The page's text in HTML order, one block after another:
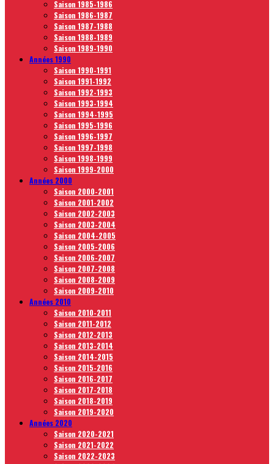
Saison 1985-1986
Saison 1986-1987
Saison 1987-1988
Saison 1988-1989
Saison 1989-1990
Années 1990
Saison 1990-1991
Saison 1991-1992
Saison 1992-1993
Saison 1993-1994
Saison 1994-1995
Saison 1995-1996
Saison 1996-1997
Saison 1997-1998
Saison 1998-1999
Saison 1999-2000
Années 2000
Saison 2000-2001
Saison 2001-2002
Saison 2002-2003
Saison 2003-2004
Saison 2004-2005
Saison 2005-2006
Saison 2006-2007
Saison 2007-2008
Saison 2008-2009
Saison 2009-2010
Années 2010
Saison 2010-2011
Saison 2011-2012
Saison 2012-2013
Saison 2013-2014
Saison 2014-2015
Saison 2015-2016
Saison 2016-2017
Saison 2017-2018
Saison 2018-2019
Saison 2019-2020
Années 2020
Saison 2020-2021
Saison 2021-2022
Saison 2022-2023